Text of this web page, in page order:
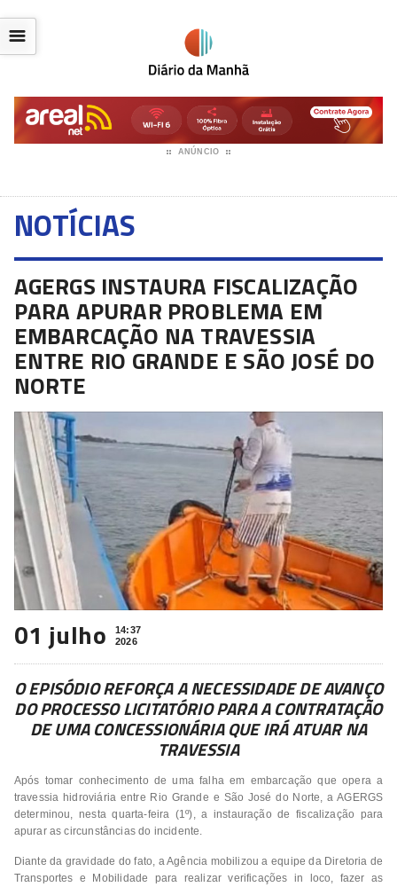
ANÚNCIO
☰
NOTÍCIAS
AGERGS INSTAURA FISCALIZAÇÃO
PARA APURAR PROBLEMA EM
EMBARCAÇÃO NA TRAVESSIA
ENTRE RIO GRANDE E SÃO JOSÉ DO
NORTE
01 julho
14:37
2026
O EPISÓDIO REFORÇA A NECESSIDADE DE AVANÇO
DO PROCESSO LICITATÓRIO PARA A CONTRATAÇÃO
DE UMA CONCESSIONÁRIA QUE IRÁ ATUAR NA
TRAVESSIA
Após tomar conhecimento de uma falha em embarcação que opera a
travessia hidroviária entre Rio Grande e São José do Norte, a AGERGS
determinou, nesta quarta-feira (1º), a instauração de fiscalização para
apurar as circunstâncias do incidente.
Diante da gravidade do fato, a Agência mobilizou a equipe da Diretoria de
Transportes e Mobilidade para realizar verificações in loco, fazer as